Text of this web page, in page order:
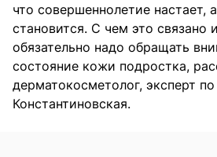
что совершеннолетие настает,
становится. С чем это связано
обязательно надо обращать
состояние кожи подростка,
дерматокосметолог, эксперт
Константиновская.